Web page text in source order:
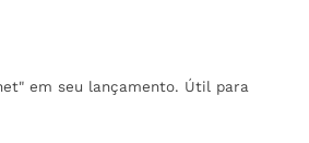
em seu lançamento. Útil para